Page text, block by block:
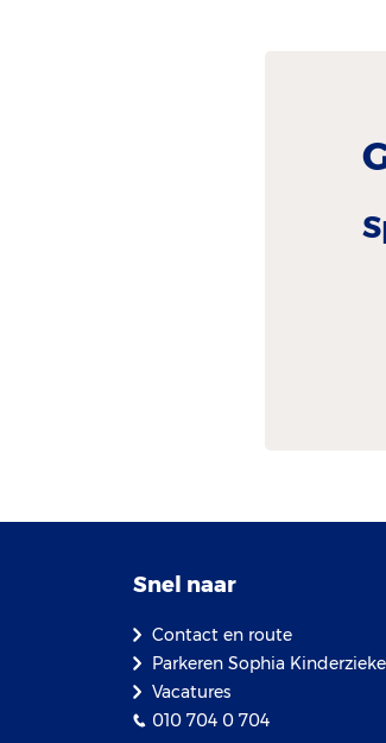
Snel naar
Contact en route
Parkeren Sophia
Vacatures
010 704 0 704